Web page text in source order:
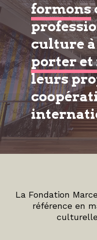
formons
culture
porter
leurs
La Fondation
référence en